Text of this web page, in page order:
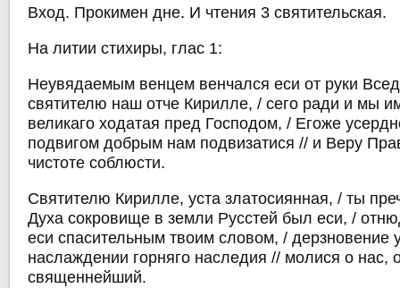
Вход. Прокимен дне. И чтения 3 святительская.
На литии стихиры, глас 1:
Неувядаемым венцем венчался еси от руки
святителю наш отче Кирилле, / сего ради и мы
великаго ходатая пред Господом, / Егоже
подвигом добрым нам подвизатися // и Веру
чистоте соблюсти.
Святителю Кирилле, уста златосиянная, / ты
Духа сокровище в земли Русстей был еси, /
еси спасительным твоим словом, / дерзновение
наслаждении горняго наследия // молися о нас,
священнейший.